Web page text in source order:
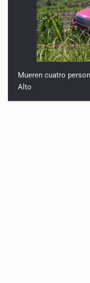
Mueren cuatro
Alto